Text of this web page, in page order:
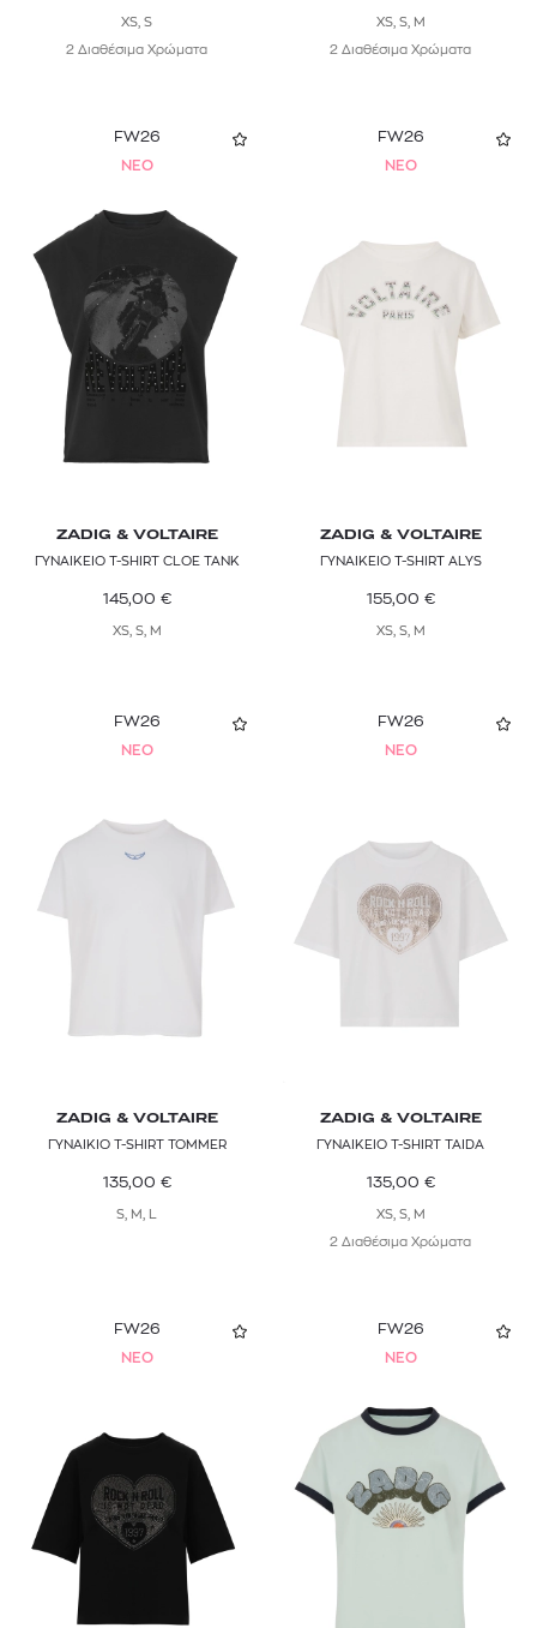
XS, S
2 Διαθέσιμα Χρώματα
XS, S, M
2 Διαθέσιμα Χρώματα
FW26
NEO
ZADIG & VOLTAIRE
ΓΥΝΑΙΚΕΙΟ T-SHIRT CLOE TANK
145,00 €
XS, S, M
FW26
NEO
ZADIG & VOLTAIRE
ΓΥΝΑΙΚΕΙΟ T-SHIRT ALYS
155,00 €
XS, S, M
FW26
NEO
ZADIG & VOLTAIRE
ΓΥΝΑΙΚΙΟ T-SHIRT TOMMER
135,00 €
S, M, L
FW26
NEO
ZADIG & VOLTAIRE
ΓΥΝΑΙΚΕΙΟ T-SHIRT TAIDA
135,00 €
XS, S, M
2 Διαθέσιμα Χρώματα
FW26
NEO
FW26
NEO